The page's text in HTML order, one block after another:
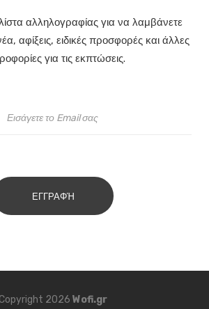
αλληλογραφίας για να λαμβάνετε
αφίξεις, ειδικές προσφορές και άλλες
για τις εκπτώσεις.
ΕΓΓΡΑΦΉ
Copyright 2026 Wofi.gr